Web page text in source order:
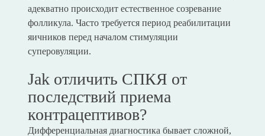
адекватно происходит естественное созревание
фолликула. Часто требуется период реабилитации
яичников перед началом стимуляции
суперовуляции.
Jak отличить СПКЯ от
последствий приема
контрацептивов?
Дифференциальная диагностика бывает сложной,